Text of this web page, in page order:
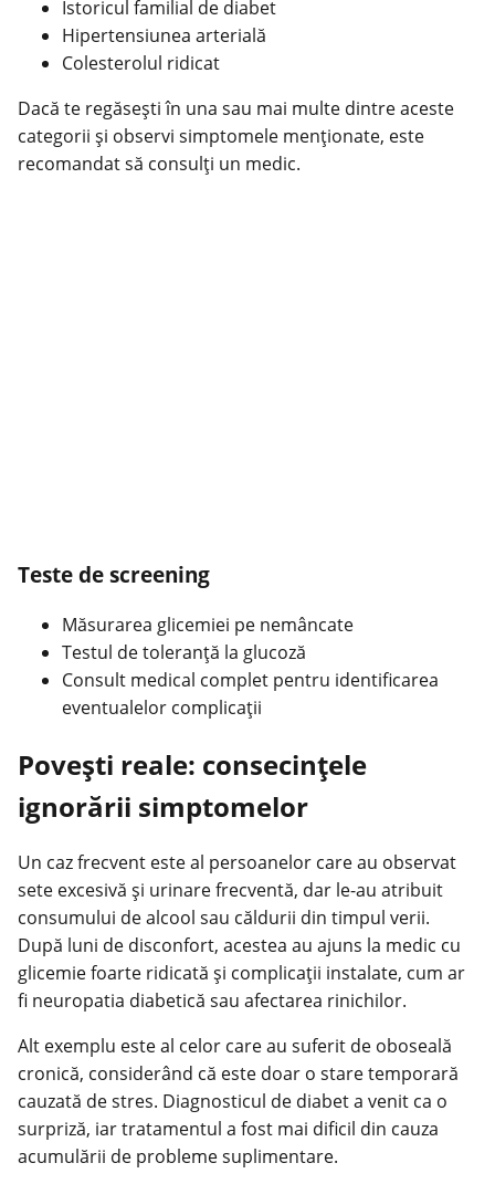
Istoricul familial de diabet
Hipertensiunea arterială
Colesterolul ridicat
Dacă te regăsești în una sau mai multe dintre aceste
categorii și observi simptomele menționate, este
recomandat să consulți un medic.
Teste de screening
Măsurarea glicemiei pe nemâncate
Testul de toleranță la glucoză
Consult medical complet pentru identificarea
eventualelor complicații
Povești reale: consecințele
ignorării simptomelor
Un caz frecvent este al persoanelor care au observat
sete excesivă și urinare frecventă, dar le-au atribuit
consumului de alcool sau căldurii din timpul verii.
După luni de disconfort, acestea au ajuns la medic cu
glicemie foarte ridicată și complicații instalate, cum ar
fi neuropatia diabetică sau afectarea rinichilor.
Alt exemplu este al celor care au suferit de oboseală
cronică, considerând că este doar o stare temporară
cauzată de stres. Diagnosticul de diabet a venit ca o
surpriză, iar tratamentul a fost mai dificil din cauza
acumulării de probleme suplimentare.